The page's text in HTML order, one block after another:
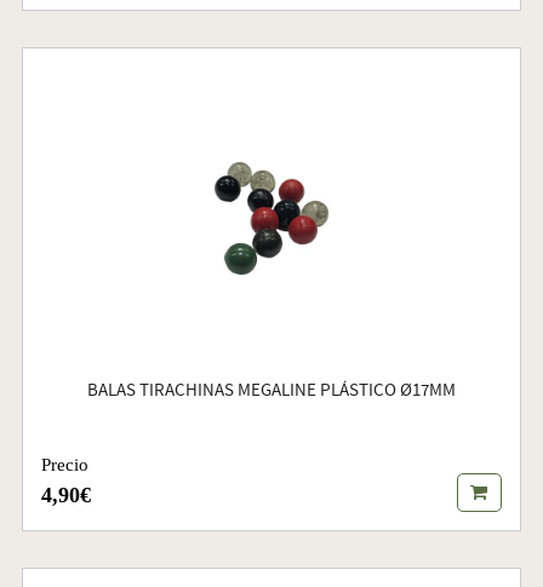
BALAS TIRACHINAS MEGALINE PLÁSTICO Ø17MM
Precio
4,90€